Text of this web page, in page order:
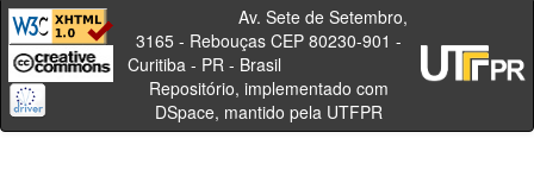
Av. Sete de Setembro,
3165 - Rebouças CEP 80230-901 -
Curitiba - PR - Brasil
Repositório, implementado com
DSpace, mantido pela UTFPR